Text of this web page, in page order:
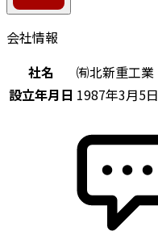
会社情報
社名
㈲北新重工業
設立年月日 1987年3月5日